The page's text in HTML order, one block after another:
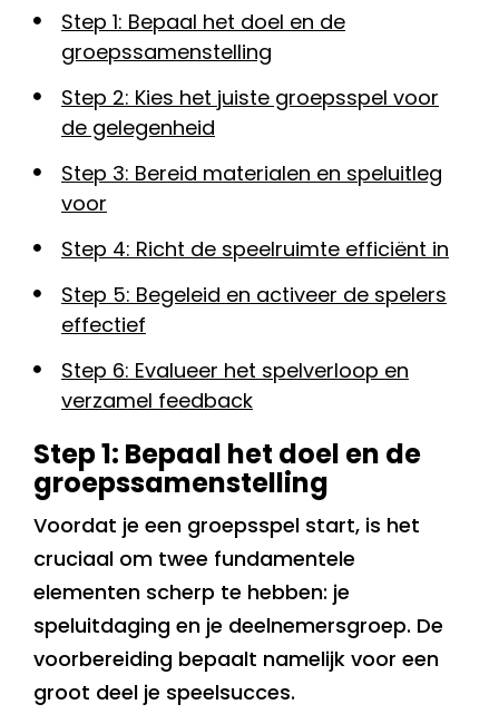
Step 1: Bepaal het doel en de
groepssamenstelling
Step 2: Kies het juiste groepsspel voor
de gelegenheid
Step 3: Bereid materialen en speluitleg
voor
Step 4: Richt de speelruimte efficiënt in
Step 5: Begeleid en activeer de spelers
effectief
Step 6: Evalueer het spelverloop en
verzamel feedback
Step 1: Bepaal het doel en de
groepssamenstelling
Voordat je een groepsspel start, is het
cruciaal om twee fundamentele
elementen scherp te hebben: je
speluitdaging en je deelnemersgroep. De
voorbereiding bepaalt namelijk voor een
groot deel je speelsucces.